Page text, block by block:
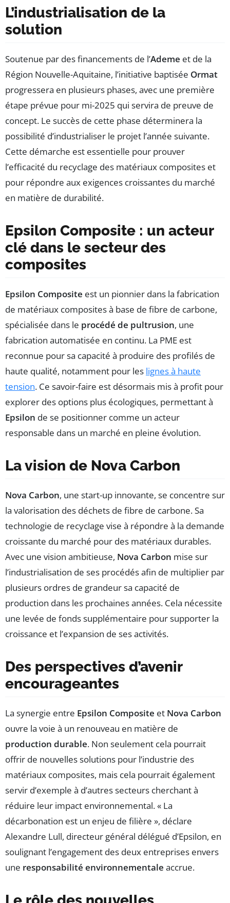
L’industrialisation de la
solution
Soutenue par des financements de l’Ademe et de la
Région Nouvelle-Aquitaine, l’initiative baptisée Ormat
progressera en plusieurs phases, avec une première
étape prévue pour mi-2025 qui servira de preuve de
concept. Le succès de cette phase déterminera la
possibilité d’industrialiser le projet l’année suivante.
Cette démarche est essentielle pour prouver
l’efficacité du recyclage des matériaux composites et
pour répondre aux exigences croissantes du marché
en matière de durabilité.
Epsilon Composite : un acteur
clé dans le secteur des
composites
Epsilon Composite est un pionnier dans la fabrication
de matériaux composites à base de fibre de carbone,
spécialisée dans le procédé de pultrusion, une
fabrication automatisée en continu. La PME est
reconnue pour sa capacité à produire des profilés de
haute qualité, notamment pour les lignes à haute
tension. Ce savoir-faire est désormais mis à profit pour
explorer des options plus écologiques, permettant à
Epsilon de se positionner comme un acteur
responsable dans un marché en pleine évolution.
La vision de Nova Carbon
Nova Carbon, une start-up innovante, se concentre sur
la valorisation des déchets de fibre de carbone. Sa
technologie de recyclage vise à répondre à la demande
croissante du marché pour des matériaux durables.
Avec une vision ambitieuse, Nova Carbon mise sur
l’industrialisation de ses procédés afin de multiplier par
plusieurs ordres de grandeur sa capacité de
production dans les prochaines années. Cela nécessite
une levée de fonds supplémentaire pour supporter la
croissance et l’expansion de ses activités.
Des perspectives d’avenir
encourageantes
La synergie entre Epsilon Composite et Nova Carbon
ouvre la voie à un renouveau en matière de
production durable. Non seulement cela pourrait
offrir de nouvelles solutions pour l’industrie des
matériaux composites, mais cela pourrait également
servir d’exemple à d’autres secteurs cherchant à
réduire leur impact environnemental. « La
décarbonation est un enjeu de filière », déclare
Alexandre Lull, directeur général délégué d’Epsilon, en
soulignant l’engagement des deux entreprises envers
une responsabilité environnementale accrue.